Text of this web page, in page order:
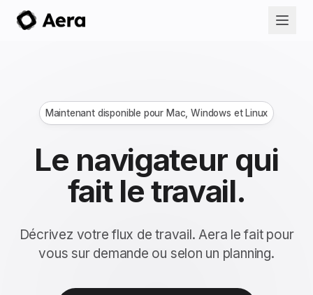
Maintenant disponible pour Mac, Windows et Linux
Le navigateur qui
fait le travail.
Décrivez votre flux de travail. Aera le fait pour
vous sur demande ou selon un planning.